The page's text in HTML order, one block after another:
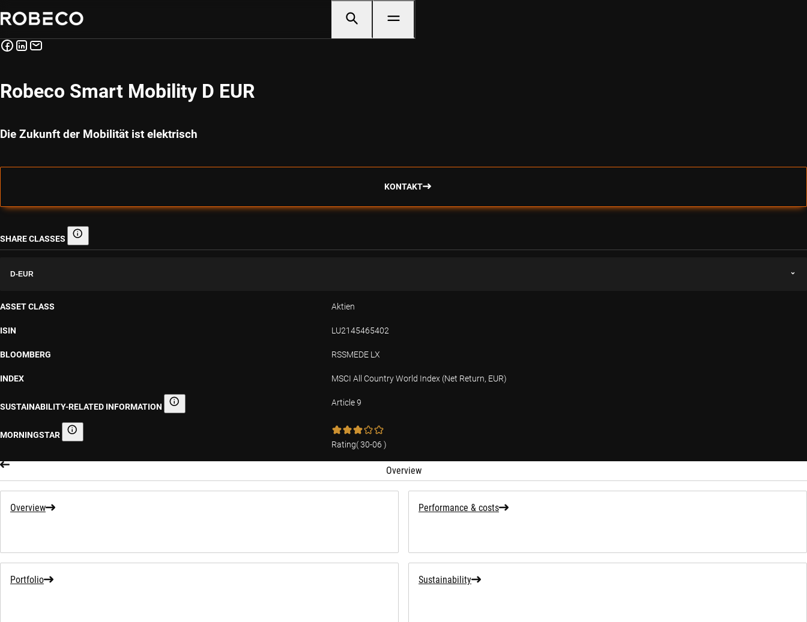
Robeco Smart Mobility D EUR
Die Zukunft der Mobilität ist elektrisch
KONTAKT
SHARE CLASSES Share classes
D-EUR
ASSET CLASS Aktien
ISIN LU2145465402
BLOOMBERG RSSMEDE LX
INDEX MSCI All Country World Index (Net Return, EUR)
SUSTAINABILITY-RELATED INFORMATION Sustainability-related information Article 9
MORNINGSTAR Morningstar
Rating(30-06 )
Overview
Overview Performance & costs
Portfolio Sustainability